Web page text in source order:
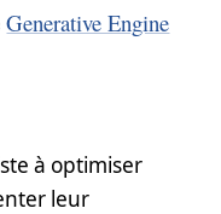
Generative Engine
à optimiser
leur